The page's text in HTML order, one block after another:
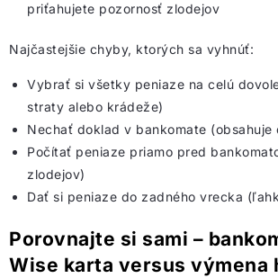
priťahujete pozornosť zlodejov
Najčastejšie chyby, ktorých sa vyhnúť:
Vybrať si všetky peniaze na celú
straty alebo krádeže)
Nechať doklad v bankomate (obsahuje
Počítať peniaze priamo pred
zlodejov)
Dať si peniaze do zadného vrecka
Porovnajte si sami –
Wise karta versus výmena